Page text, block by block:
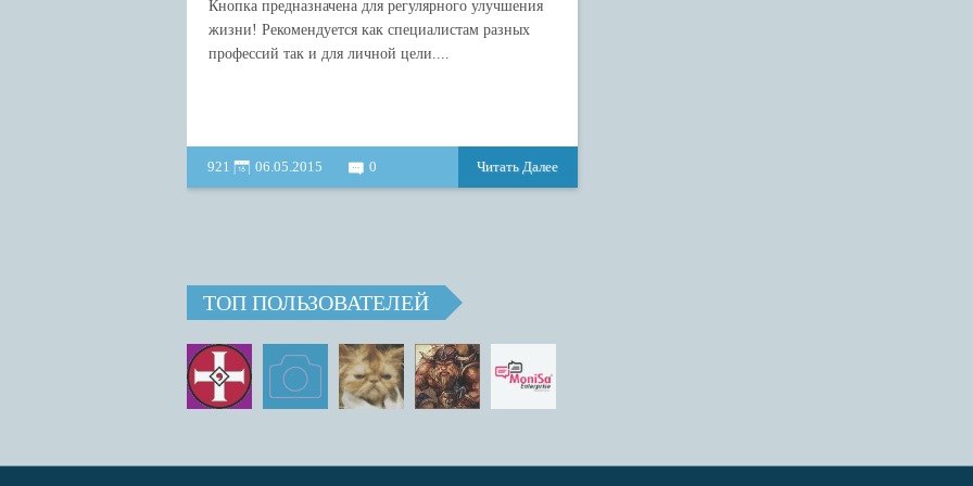
Кнопка предназначена для регулярного улучшения
жизни! Рекомендуется как специалистам разных
профессий так и для личной цели....
921 06.05.2015 0 Читать Далее
ТОП ПОЛЬЗОВАТЕЛЕЙ